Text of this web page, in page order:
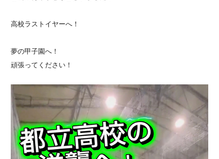
高校ラストイヤーへ！
夢の甲子園へ！
頑張ってください！